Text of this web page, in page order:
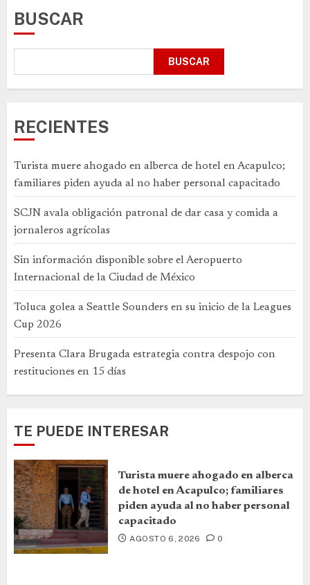
BUSCAR
BUSCAR
RECIENTES
Turista muere ahogado en alberca de hotel en Acapulco;
familiares piden ayuda al no haber personal capacitado
SCJN avala obligación patronal de dar casa y comida a
jornaleros agrícolas
Sin información disponible sobre el Aeropuerto
Internacional de la Ciudad de México
Toluca golea a Seattle Sounders en su inicio de la Leagues
Cup 2026
Presenta Clara Brugada estrategia contra despojo con
restituciones en 15 días
TE PUEDE INTERESAR
Turista muere ahogado en alberca
de hotel en Acapulco; familiares
piden ayuda al no haber personal
capacitado
AGOSTO 6, 2026 0